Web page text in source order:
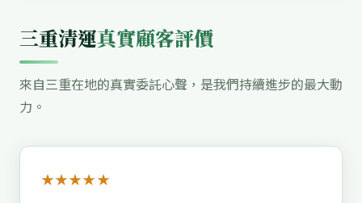
三重清運真實顧客評價
來自三重在地的真實委託心聲，是我們持續進步的最大動
力。
★★★★★